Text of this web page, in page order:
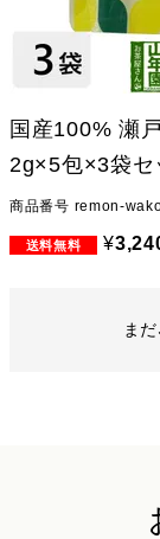
国産100% 瀬
2g×5包×3袋セ
商品番号 remon-
¥
ま